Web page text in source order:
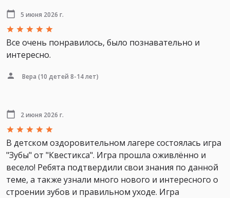
5 июня 2026 г.
Все очень понравилось, было познавательно и
интересно.
Вера (10 детей 8-14 лет)
2 июня 2026 г.
В детском оздоровительном лагере состоялась игра
"Зубы" от "Квестикса". Игра прошла оживлённо и
весело! Ребята подтвердили свои знания по данной
теме, а также узнали много нового и интересного о
строении зубов и правильном уходе. Игра